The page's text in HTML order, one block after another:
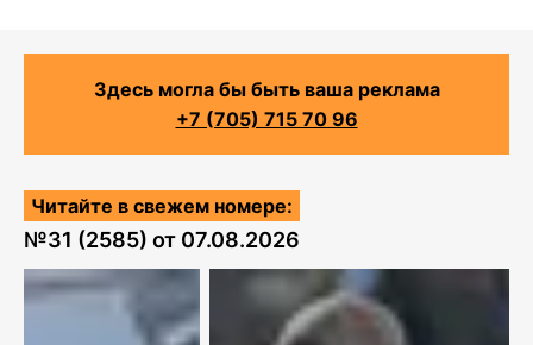
Здесь могла бы быть ваша реклама
+7 (705) 715 70 96
Читайте в свежем номере:
№31 (2585) от 07.08.2026